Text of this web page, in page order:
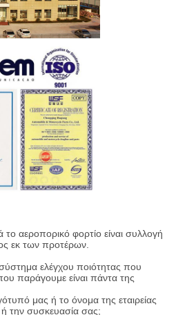
το αεροπορικό φορτίο είναι συλλογή
εκ των προτέρων.
ελέγχου ποιότητας που
παράγουμε είναι πάντα της
μας ή το όνομα της εταιρείας
την συσκευασία σας;